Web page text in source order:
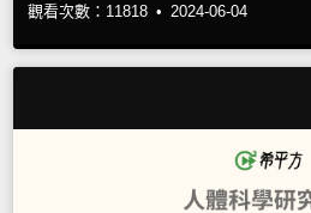
觀看次數：11818 • 2024-06-04